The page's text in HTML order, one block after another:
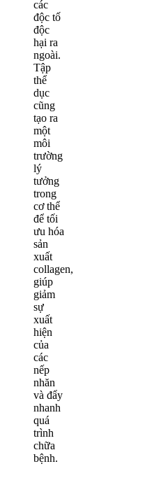
các
độc tố
độc
hại ra
ngoài.
Tập
thể
dục
cũng
tạo ra
một
môi
trường
lý
tưởng
trong
cơ thể
để tối
ưu hóa
sản
xuất
collagen,
giúp
giảm
sự
xuất
hiện
của
các
nếp
nhăn
và đẩy
nhanh
quá
trình
chữa
bệnh.